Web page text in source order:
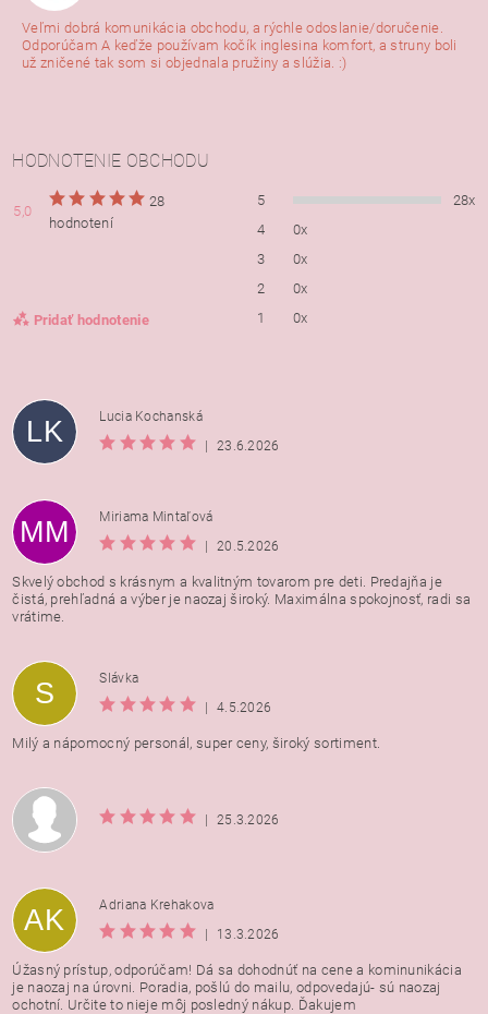
Veľmi dobrá komunikácia obchodu, a rýchle odoslanie/doručenie.
Odporúčam A keďže používam kočík inglesina komfort, a struny boli
už zničené tak som si objednala pružiny a slúžia. :)
HODNOTENIE OBCHODU
5,0
28
hodnotení
Pridať hodnotenie
5
28x
4
0x
3
0x
2
0x
1
0x
Vložením hodnotenie súhlasíte s
osobných údajov
LK
Lucia Kochanská
|
23.6.2026
MM
Miriama Mintaľová
|
20.5.2026
Skvelý obchod s krásnym a kvalitným tovarom pre deti. Predajňa je
čistá, prehľadná a výber je naozaj široký. Maximálna spokojnosť, radi sa
vrátime.
S
Slávka
|
4.5.2026
Milý a nápomocný personál, super ceny, široký sortiment.
| 25.3.2026
AK
Adriana Krehakova
|
13.3.2026
Úžasný prístup, odporúčam! Dá sa dohodnúť na cene a kominunikácia
je naozaj na úrovni. Poradia, pošlú do mailu, odpovedajú- sú naozaj
ochotní. Určite to nieje môj posledný nákup. Ďakujem